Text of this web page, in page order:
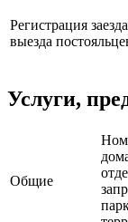
Регистрация
выезда
Услуги,
Общие